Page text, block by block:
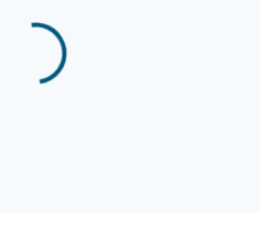
Loading...